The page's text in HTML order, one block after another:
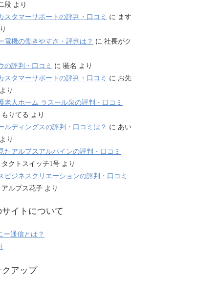
段 より
スタマーサポートの評判・口コミ に ます
電機の働きやすさ・評判は？ に 社長がク
の評判・口コミ に 匿名 より
スタマーサポートの評判・口コミ に お先
り
老人ホーム ラスール泉の評判・口コミ
もりてる より
ルディングスの評判・口コミは？ に あい
り
たアルプスアルパインの評判・口コミ
タクトスイッチ1号 より
ビジネスクリエーションの評判・口コミ
アルプス花子 より
イトについて
ー通信とは？
クアップ